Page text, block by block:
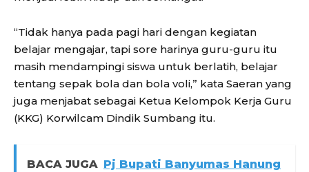
“Tidak hanya pada pagi hari dengan kegiatan
belajar mengajar, tapi sore harinya guru-guru itu
masih mendampingi siswa untuk berlatih, belajar
tentang sepak bola dan bola voli,” kata Saeran yang
juga menjabat sebagai Ketua Kelompok Kerja Guru
(KKG) Korwilcam Dindik Sumbang itu.
BACA JUGA Pj Bupati Banyumas Hanung